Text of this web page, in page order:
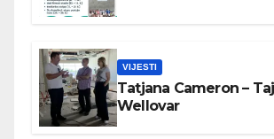
VIJESTI
Tatjana Cameron –
Wellovar